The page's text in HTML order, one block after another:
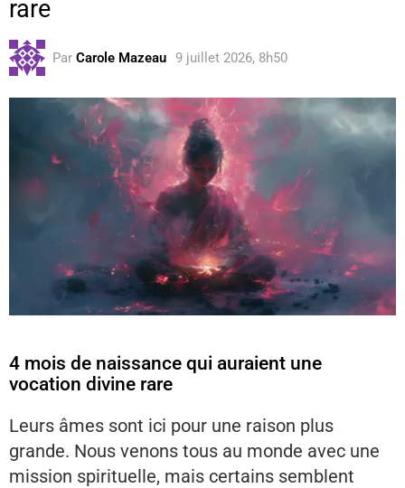
rare
Par Carole Mazeau 9 juillet 2026, 8h50
4 mois de naissance qui auraient une
vocation divine rare
Leurs âmes sont ici pour une raison plus
grande. Nous venons tous au monde avec une
mission spirituelle, mais certains semblent